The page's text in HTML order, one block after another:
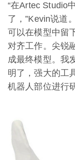
“在Artec Studio
了，”Kevin说道
可以在模型中留
对齐工作。尖锐
成最终模型。我
明了，强大的工
机器人部位进行